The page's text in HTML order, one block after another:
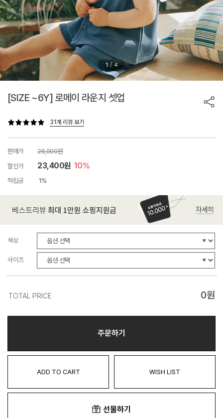
1 / 4
[SIZE ~6Y] 로메이 라운지 셋업
31개 리뷰 보기
판매가
26,000원
할인가
23,400원 10%
적립금 1%
색상
사이즈
TOTAL PRICE 0원
주문하기
ADD TO CART WISH LIST
선물하기